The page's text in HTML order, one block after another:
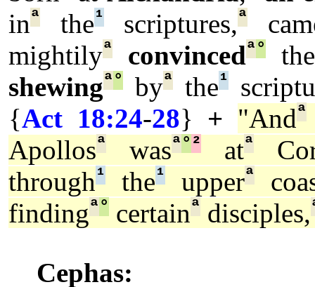
inª the¹scriptures,ª
mightilyª convincedª°
the
shewingª° byª the¹
{Act 18:24-28} + "Andª
Apollosª wasª° ²atª
through¹ the¹ upperª
findingª° certainª disciples,
Cephas: